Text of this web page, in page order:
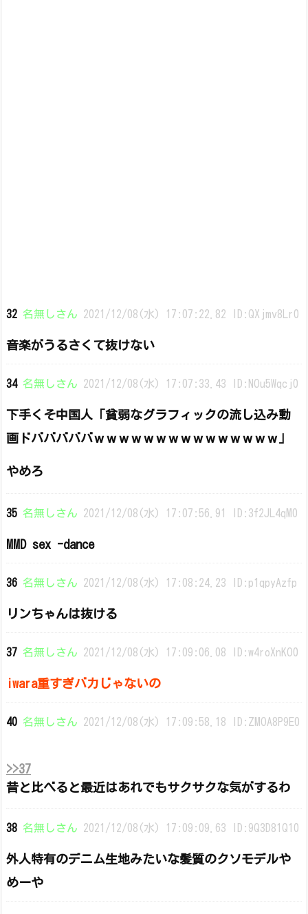
32 名無しさん 2021/12/08(水) 17:07:22.82 ID:QXjmv8Lr0
音楽がうるさくて抜けない
34 名無しさん 2021/12/08(水) 17:07:33.43 ID:NOu5Wqcj0
下手くそ中国人「貧弱なグラフィックの流し込み動
画ドバババババｗｗｗｗｗｗｗｗｗｗｗｗｗｗｗ」
やめろ
35 名無しさん 2021/12/08(水) 17:07:56.91 ID:3f2JL4qM0
MMD sex -dance
36 名無しさん 2021/12/08(水) 17:08:24.23 ID:p1qpyAzfp
リンちゃんは抜ける
37 名無しさん 2021/12/08(水) 17:09:06.08 ID:w4roXnKO0
iwara重すぎバカじゃないの
40 名無しさん 2021/12/08(水) 17:09:58.18 ID:ZMOA8P9E0
>>37
昔と比べると最近はあれでもサクサクな気がするわ
38 名無しさん 2021/12/08(水) 17:09:09.63 ID:9Q3D81Q10
外人特有のデニム生地みたいな髪質のクソモデルや
めーや